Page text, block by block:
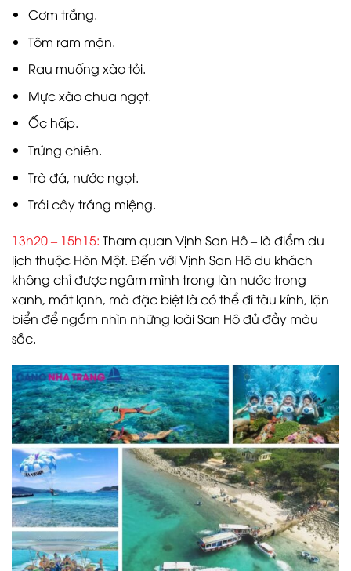
Cơm trắng.
Tôm ram mặn.
Rau muống xào tỏi.
Mực xào chua ngọt.
Ốc hấp.
Trứng chiên.
Trà đá, nước ngọt.
Trái cây tráng miệng.
13h20 – 15h15: Tham quan Vịnh San Hô – là điểm du
lịch thuộc Hòn Một. Đến với Vịnh San Hô du khách
không chỉ được ngâm mình trong làn nước trong
xanh, mát lạnh, mà đặc biệt là có thể đi tàu kính, lặn
biển để ngắm nhìn những loài San Hô đủ đầy màu
sắc.